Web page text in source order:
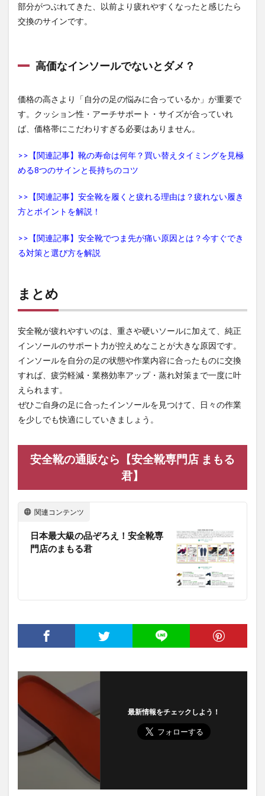
部分がつぶれてきた、以前より疲れやすくなったと感じたら
交換のサインです。
高価なインソールでないとダメ？
価格の高さより「自分の足の悩みに合っているか」が重要で
す。クッション性・アーチサポート・サイズが合っていれ
ば、価格帯にこだわりすぎる必要はありません。
>>【関連記事】靴の寿命は何年？買い替えタイミングを見極
める8つのサインと長持ちのコツ
>>【関連記事】安全靴を履くと疲れる理由は？疲れない履き
方とポイントを解説！
>>【関連記事】安全靴でつま先が痛い原因とは？今すぐでき
る対策と選び方を解説
まとめ
安全靴が疲れやすいのは、重さや硬いソールに加えて、純正
インソールのサポート力が控えめなことが大きな原因です。
インソールを自分の足の状態や作業内容に合ったものに交換
すれば、疲労軽減・業務効率アップ・蒸れ対策まで一度に叶
えられます。
ぜひご自身の足に合ったインソールを見つけて、日々の作業
を少しでも快適にしていきましょう。
安全靴の通販なら【安全靴専門店 まもる
君】
関連コンテンツ
日本最大級の品ぞろえ！安全靴専
門店のまもる君
最新情報をチェックしよう！